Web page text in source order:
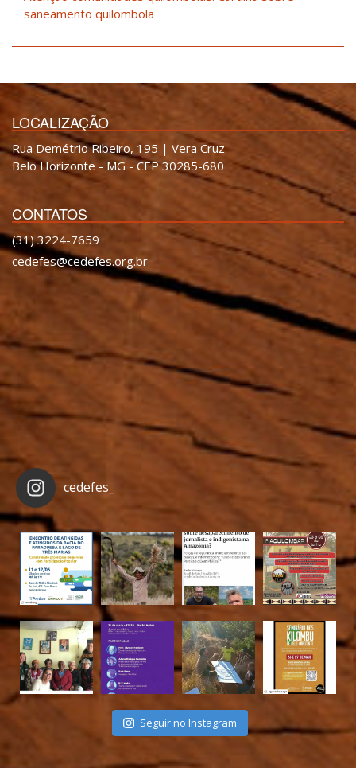
saneamento quilombola
LOCALIZAÇÃO
Rua Demétrio Ribeiro, 195 | Vera Cruz
Belo Horizonte - MG - CEP 30285-680
CONTATOS
(31) 3224-7659
cedefes@cedefes.org.br
cedefes_
Seguir no Instagram